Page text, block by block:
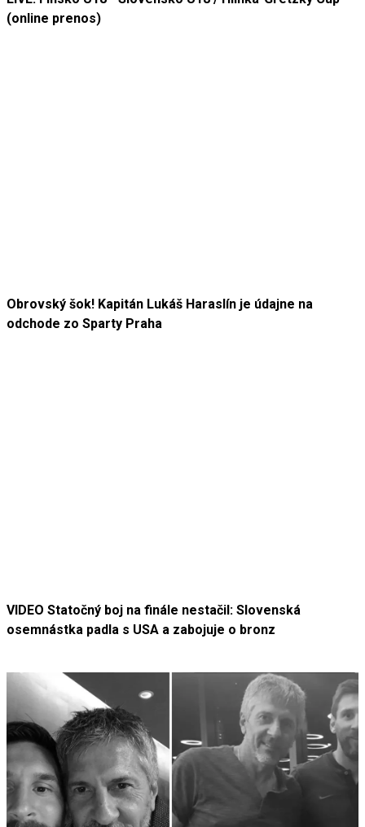
(online prenos)
Obrovský šok! Kapitán Lukáš Haraslín je údajne na
odchode zo Sparty Praha
VIDEO Statočný boj na finále nestačil: Slovenská
osemnástka padla s USA a zabojuje o bronz